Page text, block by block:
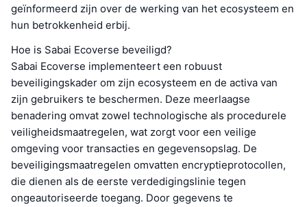
geïnformeerd zijn over de werking van het ecosysteem en
hun betrokkenheid erbij.
Hoe is Sabai Ecoverse beveiligd?
Sabai Ecoverse implementeert een robuust
beveiligingskader om zijn ecosysteem en de activa van
zijn gebruikers te beschermen. Deze meerlaagse
benadering omvat zowel technologische als procedurele
veiligheidsmaatregelen, wat zorgt voor een veilige
omgeving voor transacties en gegevensopslag. De
beveiligingsmaatregelen omvatten encryptieprotocollen,
die dienen als de eerste verdedigingslinie tegen
ongeautoriseerde toegang. Door gegevens te